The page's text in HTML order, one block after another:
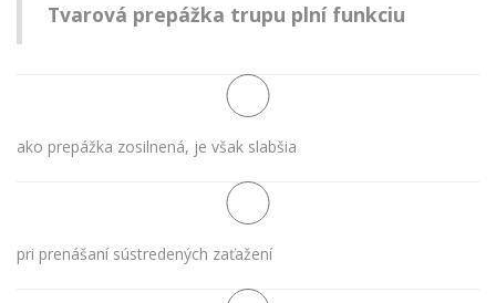
Tvarová prepážka trupu plní funkciu
ako prepážka zosilnená, je však slabšia
pri prenášaní sústredených zaťažení